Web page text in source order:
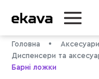
Головна
Диспенсери та
Барні ложки